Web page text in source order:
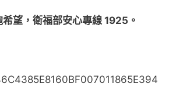
望，衛福部安心專線 1925。